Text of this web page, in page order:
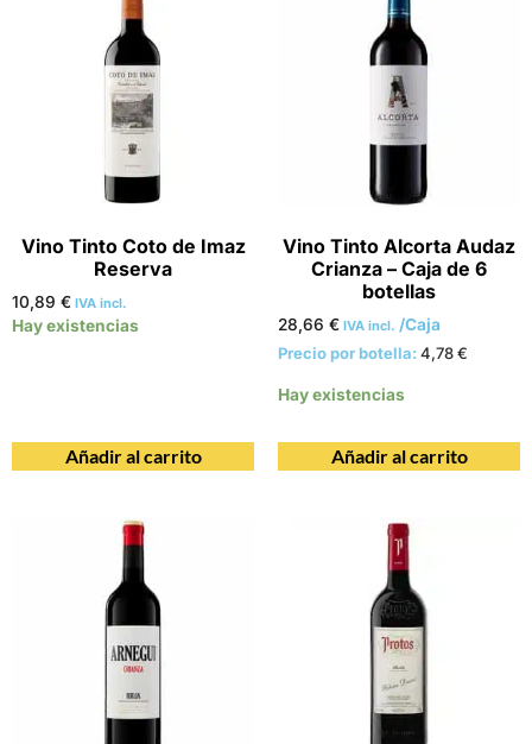
Vino Tinto Coto de Imaz
Reserva
10,89 € IVA incl.
Hay existencias
Añadir al carrito
Vino Tinto Alcorta Audaz
Crianza – Caja de 6
botellas
28,66 € IVA incl. /Caja
Precio por botella: 4,78€
Hay existencias
Añadir al carrito